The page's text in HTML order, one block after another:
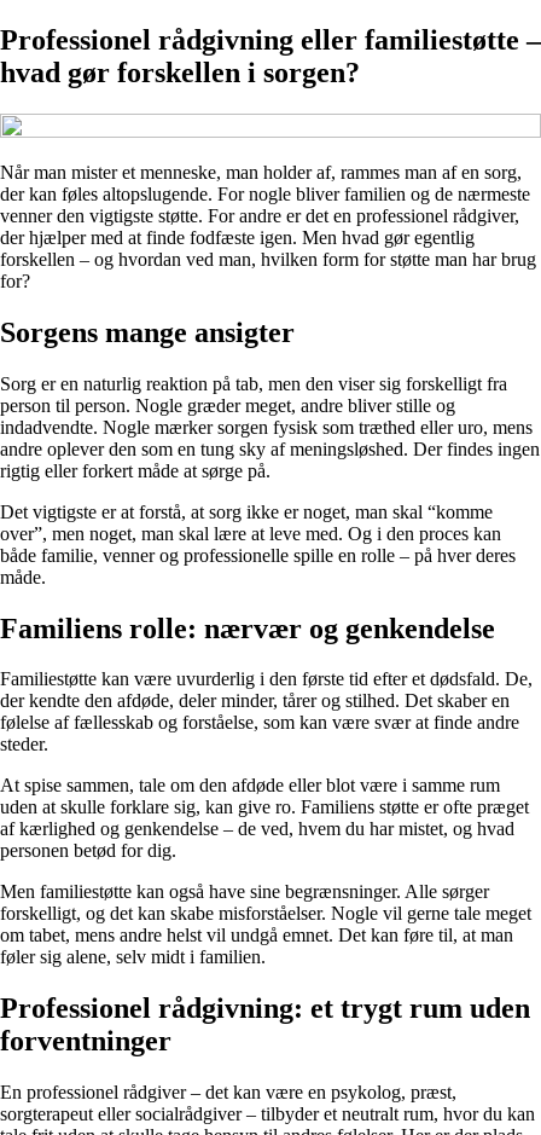
Professionel rådgivning eller familiestøtte –
hvad gør forskellen i sorgen?
Når man mister et menneske, man holder af, rammes man af en sorg,
der kan føles altopslugende. For nogle bliver familien og de nærmeste
venner den vigtigste støtte. For andre er det en professionel rådgiver,
der hjælper med at finde fodfæste igen. Men hvad gør egentlig
forskellen – og hvordan ved man, hvilken form for støtte man har brug
for?
Sorgens mange ansigter
Sorg er en naturlig reaktion på tab, men den viser sig forskelligt fra
person til person. Nogle græder meget, andre bliver stille og
indadvendte. Nogle mærker sorgen fysisk som træthed eller uro, mens
andre oplever den som en tung sky af meningsløshed. Der findes ingen
rigtig eller forkert måde at sørge på.
Det vigtigste er at forstå, at sorg ikke er noget, man skal “komme
over”, men noget, man skal lære at leve med. Og i den proces kan
både familie, venner og professionelle spille en rolle – på hver deres
måde.
Familiens rolle: nærvær og genkendelse
Familiestøtte kan være uvurderlig i den første tid efter et dødsfald. De,
der kendte den afdøde, deler minder, tårer og stilhed. Det skaber en
følelse af fællesskab og forståelse, som kan være svær at finde andre
steder.
At spise sammen, tale om den afdøde eller blot være i samme rum
uden at skulle forklare sig, kan give ro. Familiens støtte er ofte præget
af kærlighed og genkendelse – de ved, hvem du har mistet, og hvad
personen betød for dig.
Men familiestøtte kan også have sine begrænsninger. Alle sørger
forskelligt, og det kan skabe misforståelser. Nogle vil gerne tale meget
om tabet, mens andre helst vil undgå emnet. Det kan føre til, at man
føler sig alene, selv midt i familien.
Professionel rådgivning: et trygt rum uden
forventninger
En professionel rådgiver – det kan være en psykolog, præst,
sorgterapeut eller socialrådgiver – tilbyder et neutralt rum, hvor du kan